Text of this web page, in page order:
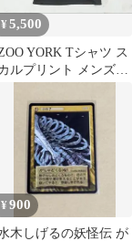
¥5,500
YORK Tシャツ ス
ルプリント メンズ
¥900
木しげるの妖怪伝 が